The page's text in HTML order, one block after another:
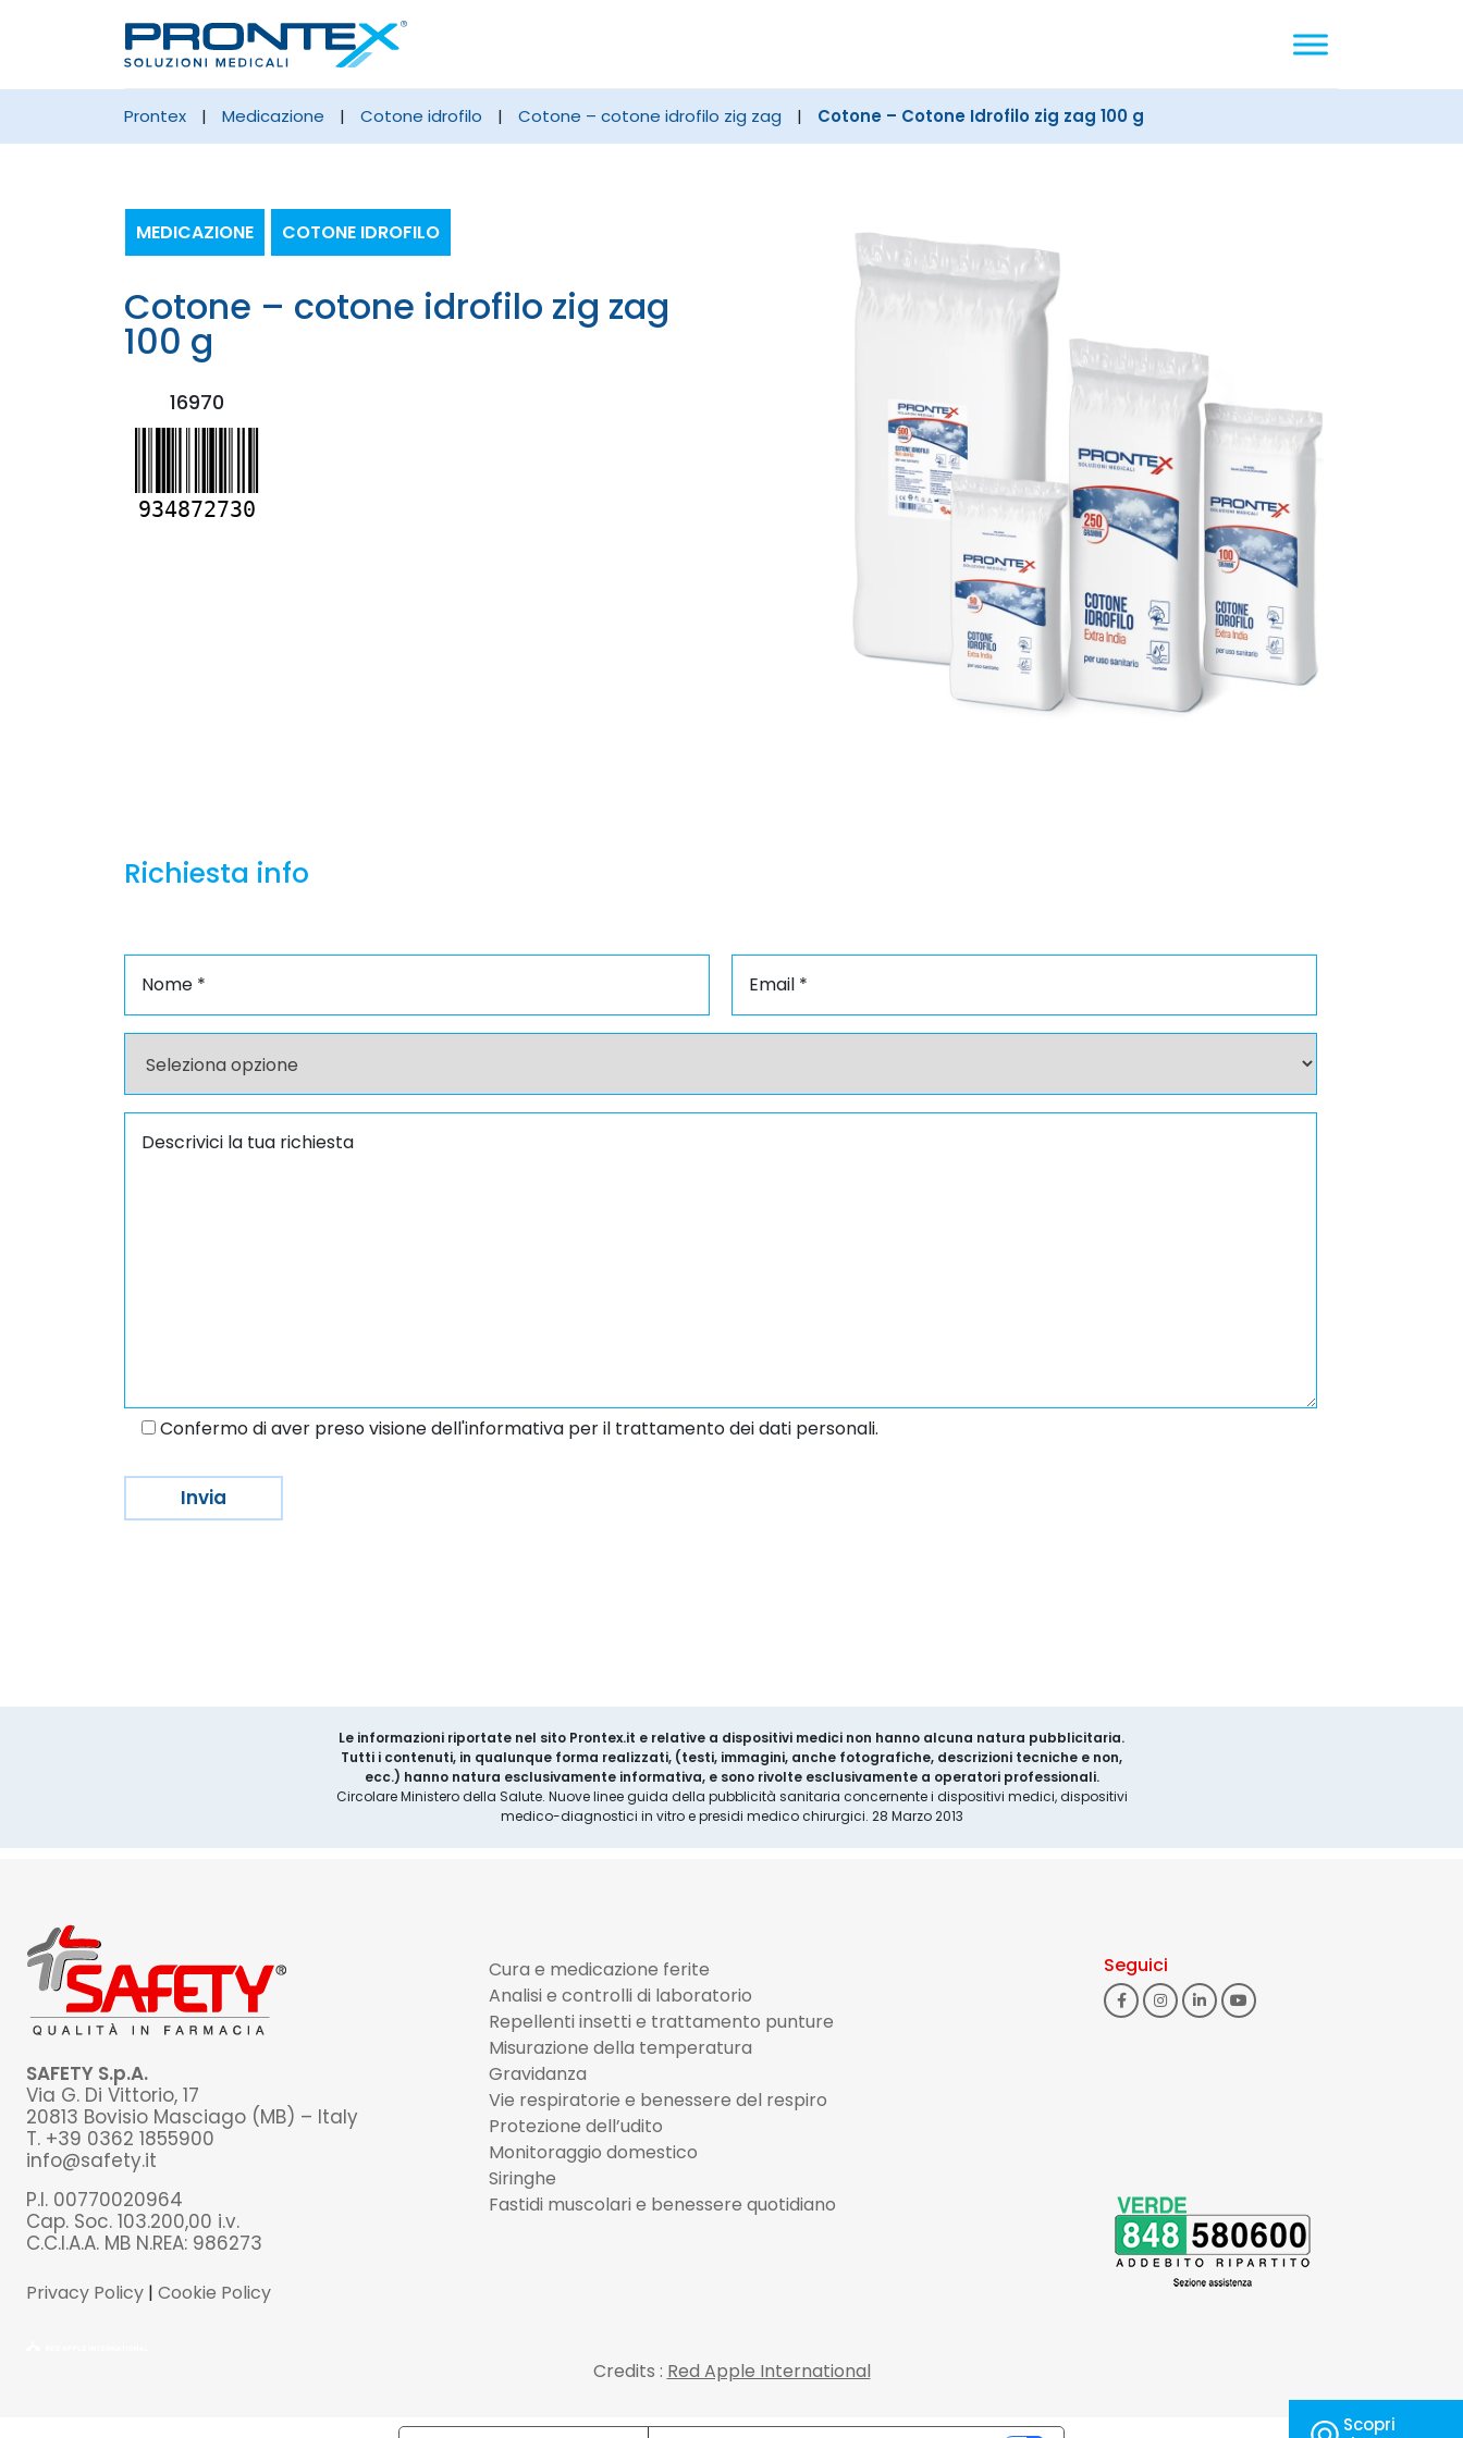
sito
prontex | medicazione | cotone idrofilo | cotone – cotone idrofilo zig zag | Cotone – Cotone Idrofilo zig zag 100 g
MEDICAZIONE COTONE IDROFILO
cotone – cotone idrofilo zig zag
100 g
16970
934872730
Richiesta info
Confermo di aver preso visione dell'informativa per il trattamento dei dati personali.
Scopri
Le informazioni riportate nel sito Prontex.it e relative a dispositivi medici non hanno alcuna natura pubblicitaria.
Tutti i contenuti, in qualunque forma realizzati, (testi, immagini, anche fotografiche, descrizioni tecniche e non,
ecc.) hanno natura esclusivamente informativa, e sono rivolte esclusivamente a operatori professionali.
Circolare Ministero della Salute. Nuove linee guida della pubblicità sanitaria concernente i dispositivi medici, dispositivi
medico-diagnostici in vitro e presidi medico chirurgici. 28 Marzo 2013
SAFETY S.p.A.
Via G. Di Vittorio, 17
20813 Bovisio Masciago (MB) – Italy
T. +39 0362 1855900
info@safety.it
P.I. 00770020964
Cap. Soc. 103.200,00 i.v.
C.C.I.A.A. MB N.REA: 986273
Privacy Policy | Cookie Policy
Cura e medicazione ferite
Analisi e controlli di laboratorio
Repellenti insetti e trattamento punture
Misurazione della temperatura
Gravidanza
Vie respiratorie e benessere del respiro
Protezione dell’udito
Monitoraggio domestico
Siringhe
Fastidi muscolari e benessere quotidiano
Seguici
Credits : Red Apple International